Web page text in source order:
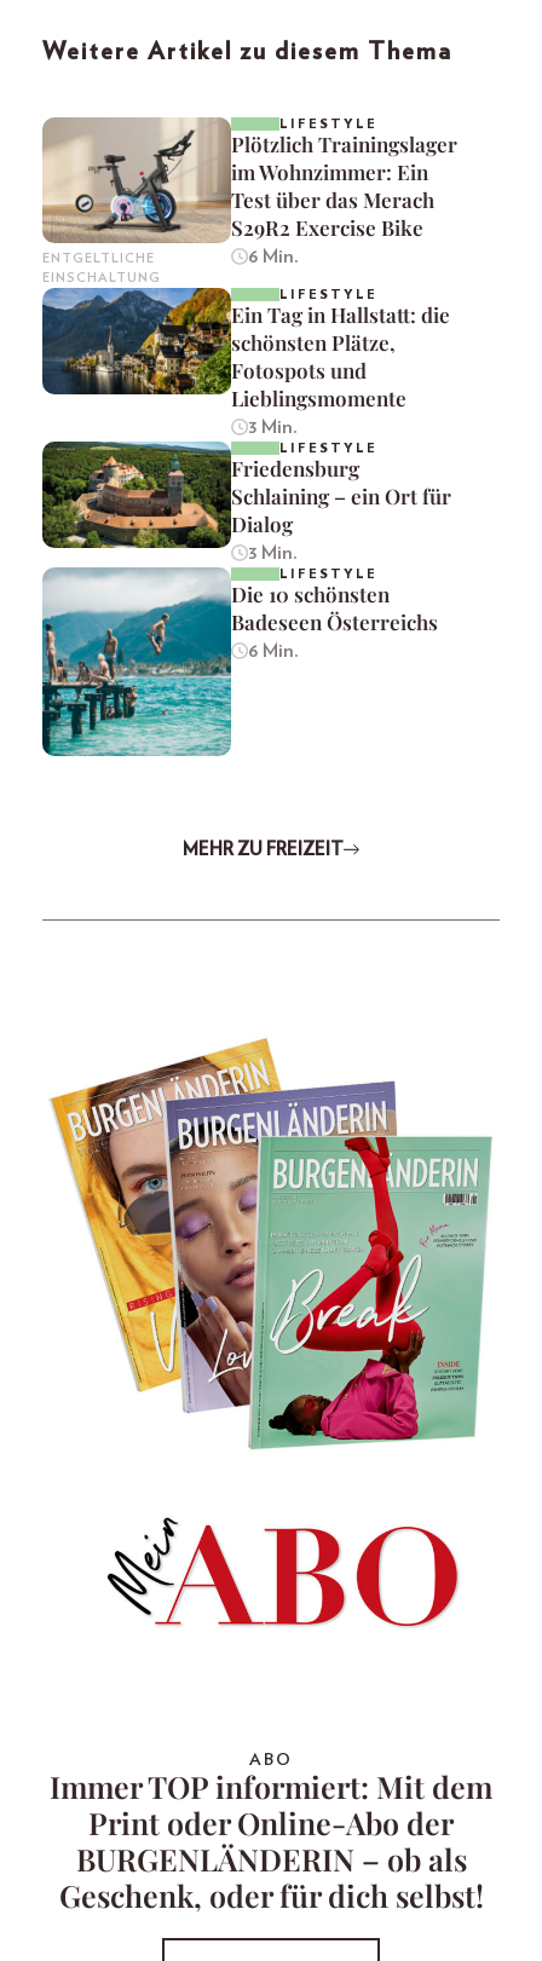
Weitere Artikel zu diesem Thema
ENTGELTLICHE
EINSCHALTUNG
LIFESTYLE
Plötzlich Trainingslager
im Wohnzimmer: Ein
Test über das Merach
S29R2 Exercise Bike
6 Min.
LIFESTYLE
Ein Tag in Hallstatt: die
schönsten Plätze,
Fotospots und
Lieblingsmomente
3 Min.
LIFESTYLE
Friedensburg
Schlaining – ein Ort für
Dialog
3 Min.
LIFESTYLE
Die 10 schönsten
Badeseen Österreichs
6 Min.
MEHR ZU FREIZEIT
ABO
Immer TOP informiert: Mit dem
Print oder Online-Abo der
BURGENLÄNDERIN – ob als
Geschenk, oder für dich selbst!